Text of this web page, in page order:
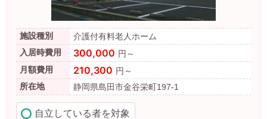
施設種別
介護付有料老人ホーム
入居時費用
300,000 円～
月額費用
210,300 円～
所在地
静岡県島田市金谷栄町197-1
自立している者を対象